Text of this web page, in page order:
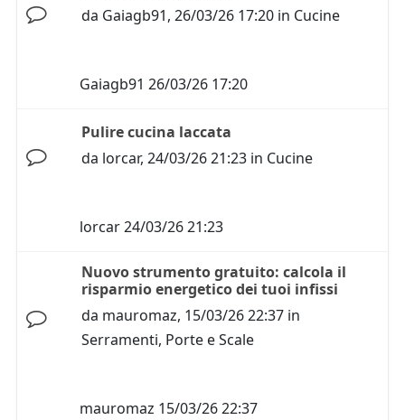
da Gaiagb91, 26/03/26 17:20 in Cucine
Gaiagb91 26/03/26 17:20
Pulire cucina laccata
da lorcar, 24/03/26 21:23 in Cucine
lorcar24/03/26 21:23
Nuovo strumento gratuito: calcola il
risparmio energetico dei tuoi infissi
da mauromaz, 15/03/26 22:37 in
Serramenti, Porte e Scale
mauromaz 15/03/26 22:37